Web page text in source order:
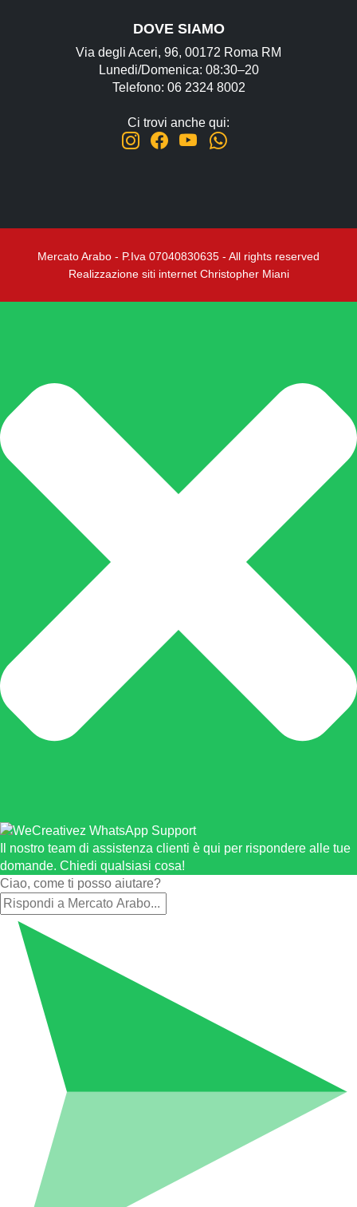
Narghilè e Accessori per Narghilè
Incensi e diffusori
Articoli per la Casa
Regali, Souvenir e Accessori
Macelleria
Ingrosso
Chi siamo
Contatti
DOVE SIAMO
Via degli Aceri, 96, 00172 Roma RM
Lunedi/Domenica: 08:30–20
Telefono: 06 2324 8002
Ci trovi anche qui:
Mercato Arabo - P.Iva 07040830635 - All rights reserved
Realizzazione siti internet Christopher Miani
Il nostro team di assistenza clienti è qui per rispondere alle tue
domande. Chiedi qualsiasi cosa!
Ciao, come ti posso aiutare?